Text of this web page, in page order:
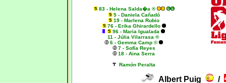
83 - Helena Salda�a ®
5 - Daniela Cañadó
19 - Marlena Rubio
76 - Erika Ghirardello
96 - Maria Igualada
11 - Júlia Vilarrasa ®
6 - Gemma Camp ©
7 - Sofía Reyes
18 - Aina Serra
Ramón Peralta
Albert Puig
/